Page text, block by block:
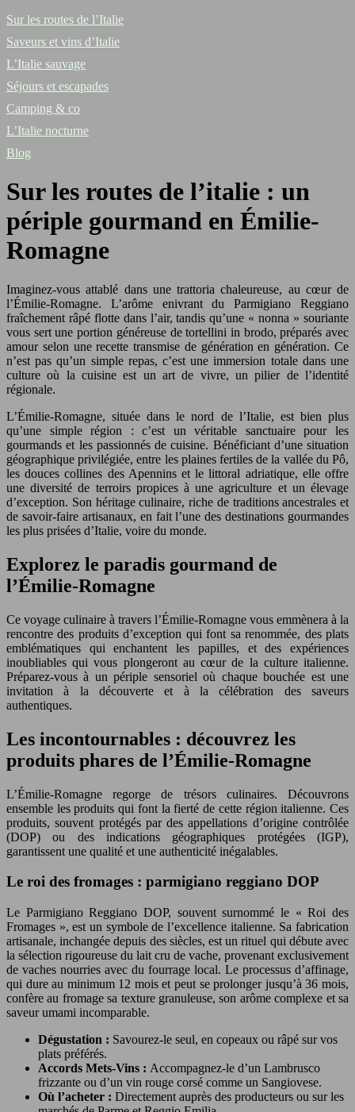
Sur les routes de l’Italie
Saveurs et vins d’Italie
L’Italie sauvage
Séjours et escapades
Camping & co
L’Italie nocturne
Blog
Sur les routes de l’italie : un
périple gourmand en Émilie-
Romagne
Imaginez-vous attablé dans une trattoria chaleureuse, au cœur de
l’Émilie-Romagne. L’arôme enivrant du Parmigiano Reggiano
fraîchement râpé flotte dans l’air, tandis qu’une « nonna » souriante
vous sert une portion généreuse de tortellini in brodo, préparés avec
amour selon une recette transmise de génération en génération. Ce
n’est pas qu’un simple repas, c’est une immersion totale dans une
culture où la cuisine est un art de vivre, un pilier de l’identité
régionale.
L’Émilie-Romagne, située dans le nord de l’Italie, est bien plus
qu’une simple région : c’est un véritable sanctuaire pour les
gourmands et les passionnés de cuisine. Bénéficiant d’une situation
géographique privilégiée, entre les plaines fertiles de la vallée du Pô,
les douces collines des Apennins et le littoral adriatique, elle offre
une diversité de terroirs propices à une agriculture et un élevage
d’exception. Son héritage culinaire, riche de traditions ancestrales et
de savoir-faire artisanaux, en fait l’une des destinations gourmandes
les plus prisées d’Italie, voire du monde.
Explorez le paradis gourmand de
l’Émilie-Romagne
Ce voyage culinaire à travers l’Émilie-Romagne vous emmènera à la
rencontre des produits d’exception qui font sa renommée, des plats
emblématiques qui enchantent les papilles, et des expériences
inoubliables qui vous plongeront au cœur de la culture italienne.
Préparez-vous à un périple sensoriel où chaque bouchée est une
invitation à la découverte et à la célébration des saveurs
authentiques.
Les incontournables : découvrez les
produits phares de l’Émilie-Romagne
L’Émilie-Romagne regorge de trésors culinaires. Découvrons
ensemble les produits qui font la fierté de cette région italienne. Ces
produits, souvent protégés par des appellations d’origine contrôlée
(DOP) ou des indications géographiques protégées (IGP),
garantissent une qualité et une authenticité inégalables.
Le roi des fromages : parmigiano reggiano DOP
Le Parmigiano Reggiano DOP, souvent surnommé le « Roi des
Fromages », est un symbole de l’excellence italienne. Sa fabrication
artisanale, inchangée depuis des siècles, est un rituel qui débute avec
la sélection rigoureuse du lait cru de vache, provenant exclusivement
de vaches nourries avec du fourrage local. Le processus d’affinage,
qui dure au minimum 12 mois et peut se prolonger jusqu’à 36 mois,
confère au fromage sa texture granuleuse, son arôme complexe et sa
saveur umami incomparable.
Dégustation : Savourez-le seul, en copeaux ou râpé sur vos
plats préférés.
Accords Mets-Vins : Accompagnez-le d’un Lambrusco
frizzante ou d’un vin rouge corsé comme un Sangiovese.
Où l’acheter : Directement auprès des producteurs ou sur les